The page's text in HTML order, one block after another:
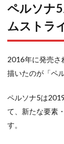
ペルソナ
ムストラ
2016年に発売さ
描いたのが「ペ
ペルソナ5は
て、新たな要素
す。